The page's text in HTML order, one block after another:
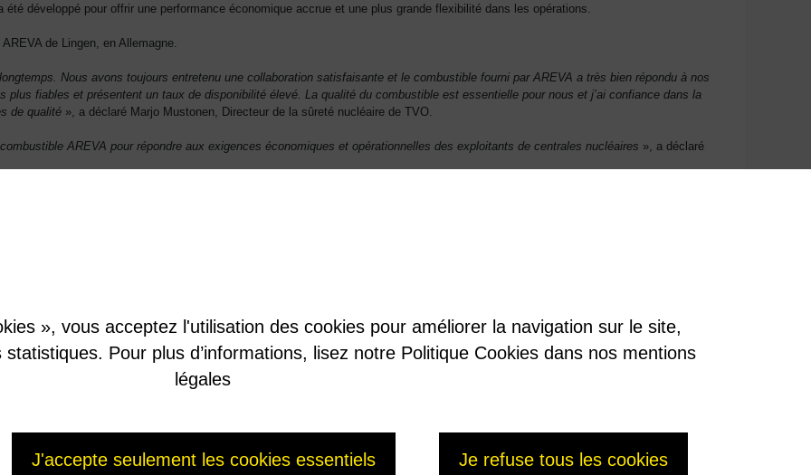
développé pour offrir une performance économique accrue et une plus grande flexibilité dans les opérations.
de Lingen, en Allemagne.
Nous avons toujours entretenu une collaboration satisfaisante et le combustible fourni par AREVA a très bien répondu à nos
fiables et présentent un taux de disponibilité élevé. La qualité du combustible est essentielle pour nous et j’ai confiance dans la
de qualité », a déclaré Marjo Mustonen, Directeur de la sûreté nucléaire de TVO.
AREVA pour répondre aux exigences économiques et opérationnelles des exploitants de centrales nucléaires », a déclaré
», vous acceptez l'utilisation des cookies pour améliorer la navigation sur le site,
Pour plus d’informations, lisez notre Politique Cookies dans nos mentions
légales
J'accepte seulement les cookies essentiels Je refuse tous les cookies